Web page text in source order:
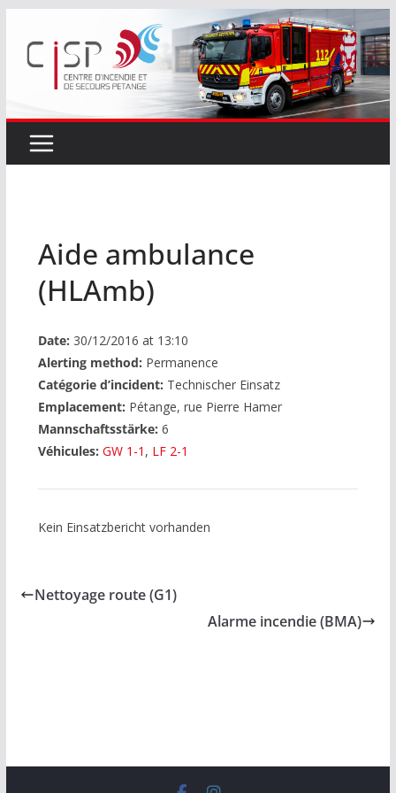
contenu
Aide ambulance
(HLAmb)
Date: 30/12/2016 at 13:10
Alerting method: Permanence
Catégorie d’incident: Technischer Einsatz
Emplacement: Pétange, rue Pierre Hamer
Mannschaftsstärke: 6
Véhicules: GW 1-1 , LF 2-1
Kein Einsatzbericht vorhanden
Nettoyage route (G1)
Alarme incendie (BMA)